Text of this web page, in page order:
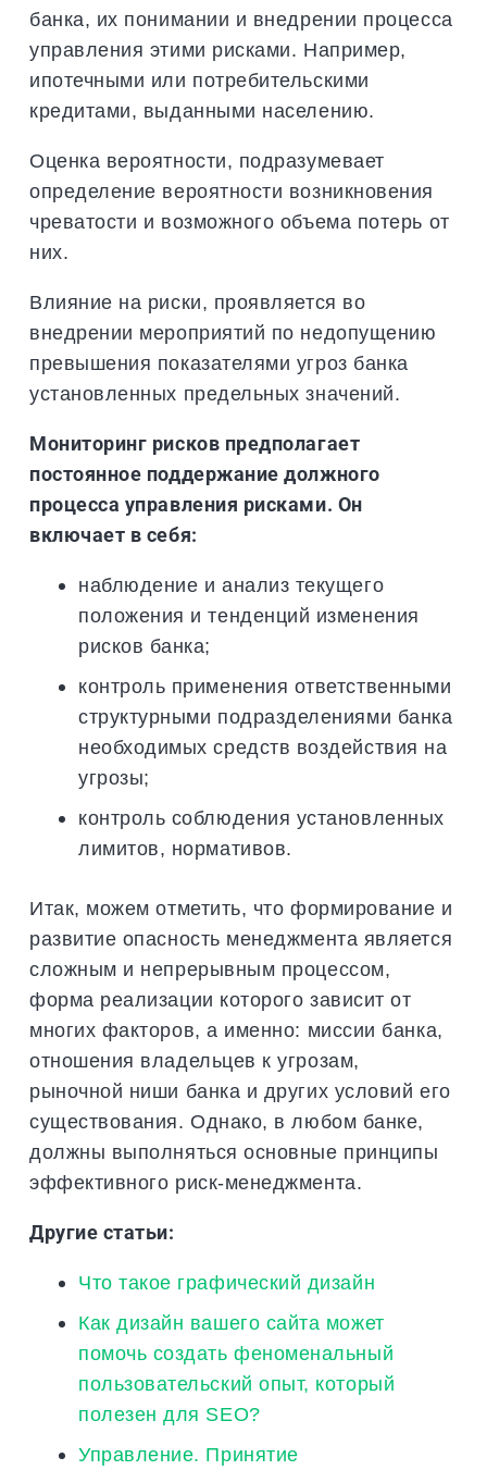
банка, их понимании и внедрении процесса
управления этими рисками. Например,
ипотечными или потребительскими
кредитами, выданными населению.
Оценка вероятности, подразумевает
определение вероятности возникновения
чреватости и возможного объема потерь от
них.
Влияние на риски, проявляется во
внедрении мероприятий по недопущению
превышения показателями угроз банка
установленных предельных значений.
Мониторинг рисков предполагает
постоянное поддержание должного
процесса управления рисками. Он
включает в себя:
наблюдение и анализ текущего
положения и тенденций изменения
рисков банка;
контроль применения ответственными
структурными подразделениями банка
необходимых средств воздействия на
угрозы;
контроль соблюдения установленных
лимитов, нормативов.
Итак, можем отметить, что формирование и
развитие опасность менеджмента является
сложным и непрерывным процессом,
форма реализации которого зависит от
многих факторов, а именно: миссии банка,
отношения владельцев к угрозам,
рыночной ниши банка и других условий его
существования. Однако, в любом банке,
должны выполняться основные принципы
эффективного риск-менеджмента.
Другие статьи:
Что такое графический дизайн
Как дизайн вашего сайта может
помочь создать феноменальный
пользовательский опыт, который
полезен для SEO?
Управление. Принятие